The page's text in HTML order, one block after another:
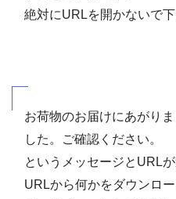
絶対にURLを開かないで下
お荷物のお届けにあがり
した。ご確認ください。
というメッセージとURL
URLから何かをダウンロ